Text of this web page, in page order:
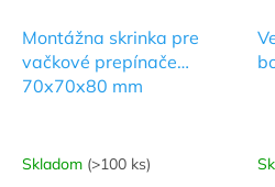
Montážna skrinka pre
vačkové prepínače
70x70x80 mm
Skladom (>100 ks)